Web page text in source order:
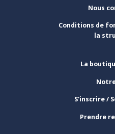
Nous
Conditions de
la
La
S'inscrire /
Prendre